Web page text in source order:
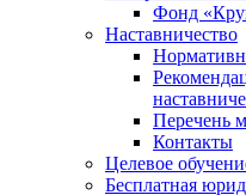
Фонд
Наставничество
Перечень
Контакты
Целевое
Бесплатная